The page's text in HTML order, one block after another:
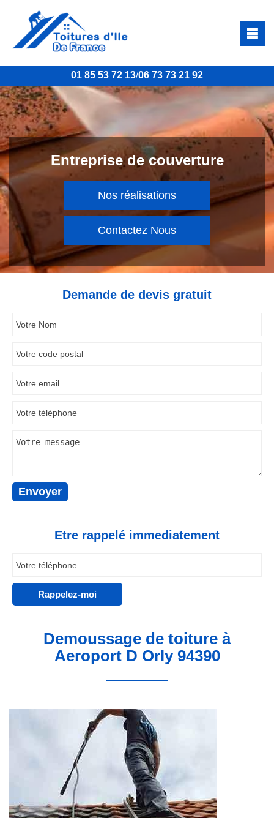
01 85 53 72 13/06 73 73 21 92
Entreprise de couverture
Nos réalisations
Contactez Nous
Demande de devis gratuit
Etre rappelé immediatement
Demoussage de toiture à
Aeroport D Orly 94390